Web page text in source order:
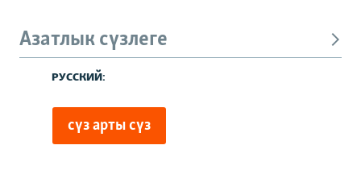
Азатлык сүзлеге